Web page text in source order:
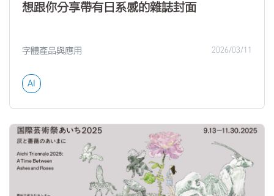
想跟你分享帶有日系感的雜誌封面
字體產品與應用 2026/03/11
AI